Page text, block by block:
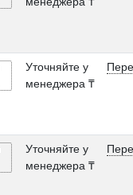
Уточняйте у
менеджера ₸
Уточняйте у
менеджера ₸